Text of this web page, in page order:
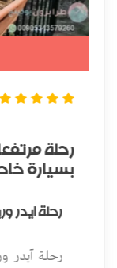
رحلة
بسيارة
رحلة
رحلة آيدر